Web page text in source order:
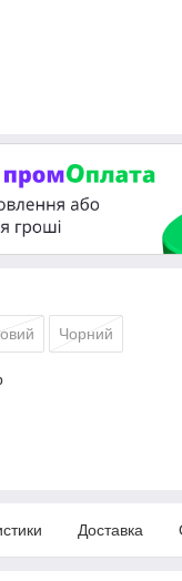
Чорний
Доставка